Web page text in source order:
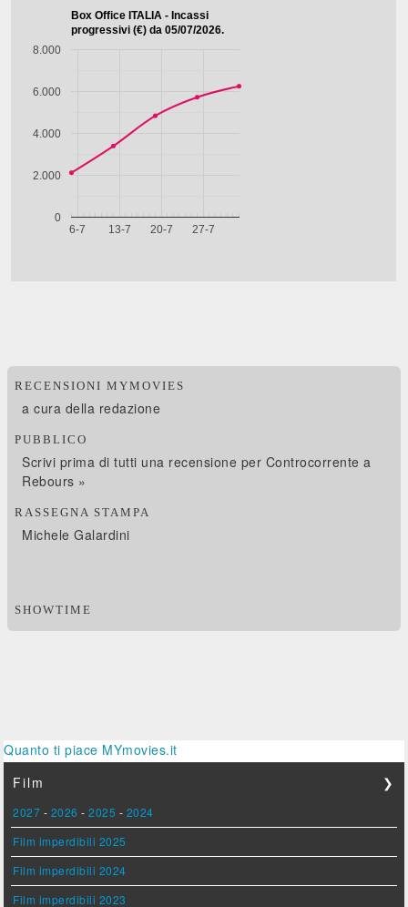
RECENSIONI MYMOVIES
a cura della redazione
PUBBLICO
Scrivi prima di tutti una recensione per Controcorrente a
Rebours »
RASSEGNA STAMPA
Michele Galardini
SHOWTIME
Quanto ti piace MYmovies.it
Film
❯
2027 - 2026 -2025 - 2024
Film imperdibili 2025
Film imperdibili 2024
Film imperdibili 2023